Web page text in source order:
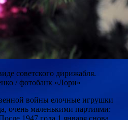
советского дирижабля.
/ фотобанк «Лори»
войны елочные игрушки
очень маленькими партиями:
1947 года 1 января снова